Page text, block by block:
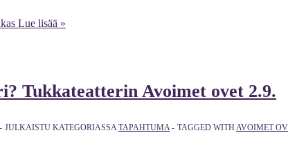
Lue lisää »
Tukkateatterin Avoimet ovet 2.9.
JULKAISTU KATEGORIASSATAPAHTUMA TAGGED WITHAVOIMET